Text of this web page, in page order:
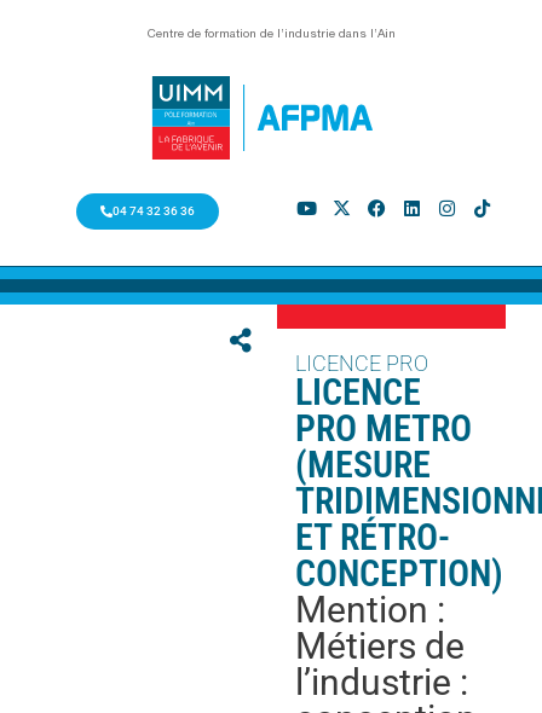
Centre de formation de l’industrie dans l’Ain
04 74 32 36 36
LICENCE PRO
LICENCE
PRO METRO
(MESURE
ET RÉTRO-
CONCEPTION)
Mention :
Métiers de
l’industrie :